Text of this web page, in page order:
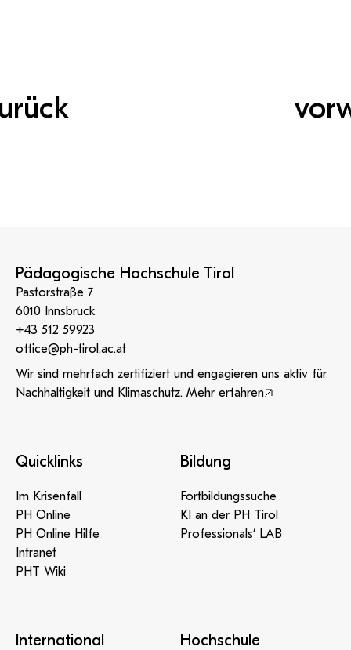
Pädagogische Hochschule Tirol
Pastorstraße 7
6010 Innsbruck
+43 512 59923
office@ph-tirol.ac.at
Wir sind mehrfach zertifiziert und engagieren uns aktiv für
Nachhaltigkeit und Klimaschutz. Mehr erfahren
Quicklinks
Im Krisenfall
PH Online
PH Online Hilfe
Intranet
PHT Wiki
Bildung
Fortbildungssuche
KI an der PH Tirol
Professionals‘ LAB
International Hochschule